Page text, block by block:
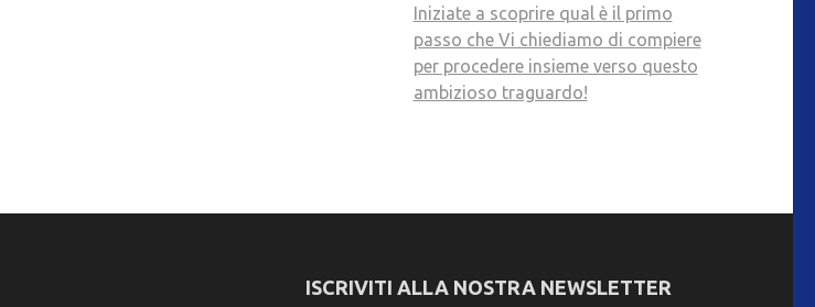
Iniziate a scoprire qual è il primo
passo che Vi chiediamo di compiere
per procedere insieme verso questo
ambizioso traguardo!
ISCRIVITI ALLA NOSTRA NEWSLETTER